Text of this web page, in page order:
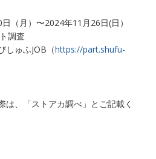
（月）〜2024年11月26日(日）
調査
しゅふJOB（https://part.shufu-
、「ストアカ調べ」とご記載く